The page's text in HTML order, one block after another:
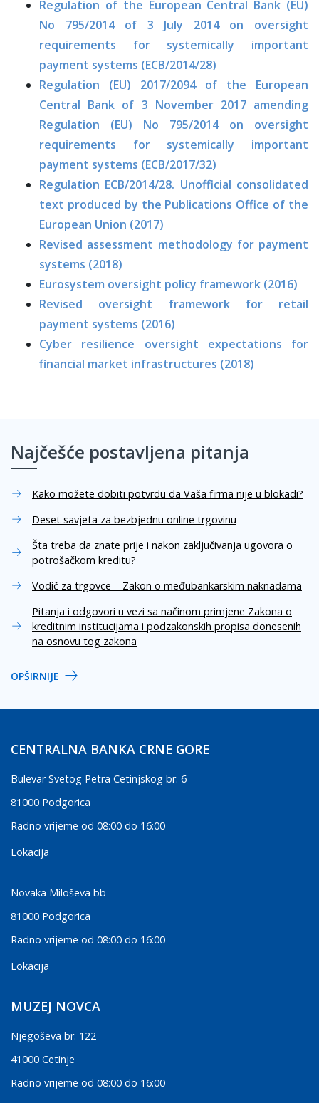
Regulation of the European Central Bank (EU)
No 795/2014 of 3 July 2014 on oversight
requirements for systemically important
payment systems (ECB/2014/28)
Regulation (EU) 2017/2094 of the European
Central Bank of 3 November 2017 amending
Regulation (EU) No 795/2014 on oversight
requirements for systemically important
payment systems (ECB/2017/32)
Regulation ECB/2014/28. Unofficial consolidated
text produced by the Publications Office of the
European Union (2017)
Revised assessment methodology for payment
systems (2018)
Eurosystem oversight policy framework (2016)
Revised oversight framework for retail
payment systems (2016)
Cyber resilience oversight expectations for
financial market infrastructures (2018)
Najčešće postavljena pitanja
Kako možete dobiti potvrdu da Vaša firma nije u blokadi?
Deset savjeta za bezbjednu online trgovinu
Šta treba da znate prije i nakon zaključivanja ugovora o
potrošačkom kreditu?
Vodič za trgovce – Zakon o međubankarskim naknadama
Pitanja i odgovori u vezi sa načinom primjene Zakona o
kreditnim institucijama i podzakonskih propisa donesenih
na osnovu tog zakona
OPŠIRNIJE
CENTRALNA BANKA CRNE GORE
Bulevar Svetog Petra Cetinjskog br. 6
81000 Podgorica
Radno vrijeme od 08:00 do 16:00
Lokacija
Novaka Miloševa bb
81000 Podgorica
Radno vrijeme od 08:00 do 16:00
Lokacija
MUZEJ NOVCA
Njegoševa br. 122
41000 Cetinje
Radno vrijeme od 08:00 do 16:00